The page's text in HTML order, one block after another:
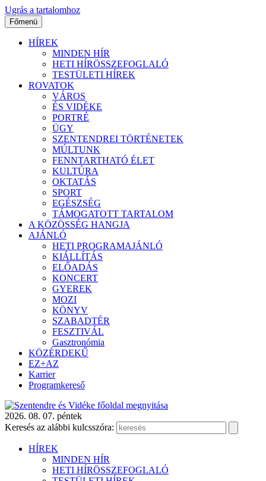
Ugrás a tartalomhoz
Főmenü
HÍREK
MINDEN HÍR
HETI HÍRÖSSZEFOGLALÓ
TESTÜLETI HÍREK
ROVATOK
VÁROS
ÉS VIDÉKE
PORTRÉ
ÜGY
SZENTENDREI TÖRTÉNETEK
MÚLTUNK
FENNTARTHATÓ ÉLET
KULTÚRA
OKTATÁS
SPORT
EGÉSZSÉG
TÁMOGATOTT TARTALOM
A KÖZÖSSÉG HANGJA
AJÁNLÓ
HETI PROGRAMAJÁNLÓ
KIÁLLÍTÁS
ELŐADÁS
KONCERT
GYEREK
MOZI
KÖNYV
SZABADTÉR
FESZTIVÁL
Gasztronómia
KÖZÉRDEKŰ
EZ+AZ
Karrier
Programkereső
2026. 08. 07. péntek
Keresés az alábbi kulcsszóra:
HÍREK
MINDEN HÍR
HETI HÍRÖSSZEFOGLALÓ